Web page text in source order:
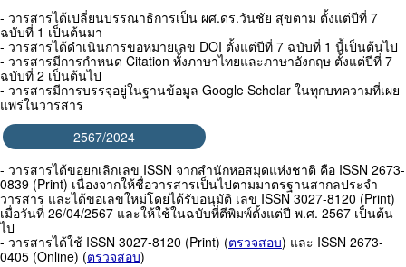
- วารสารได้เปลี่ยนบรรณาธิการเป็น ผศ.ดร.วันชัย สุขตาม ตั้งแต่ปีที่ 7
ฉบับที่ 1 เป็นต้นมา
- วารสารได้ดำเนินการขอหมายเลข DOI ตั้งแต่ปีที่ 7 ฉบับที่ 1 นี้เป็นต้นไป
- วารสารมีการกำหนด Citation ทั้งภาษาไทยและภาษาอังกฤษ ตั้งแต่ปีที่ 7
ฉบับที่ 2 เป็นต้นไป
- วารสารมีการบรรจุอยู่ในฐานข้อมูล Google Scholar ในทุกบทความที่เผย
แพร่ในวารสาร
2567/2024
- วารสารได้ขอยกเลิกเลข ISSN จากสำนักหอสมุดแห่งชาติ คือ ISSN 2673-
0839 (Print) เนื่องจากให้ชื่อวารสารเป็นไปตามมาตรฐานสากลประจำ
วารสาร และได้ขอเลขใหม่โดยได้รับอนุมัติ เลข ISSN 3027-8120 (Print)
เมื่อวันที่ 26/04/2567 และให้ใช้ในฉบับที่ตีพิมพ์ตั้งแต่ปี พ.ศ. 2567 เป็นต้น
ไป
- วารสารได้ใช้ ISSN 3027-8120 (Print) (ตรวจสอบ) และ ISSN 2673-
0405 (Online) (ตรวจสอบ)